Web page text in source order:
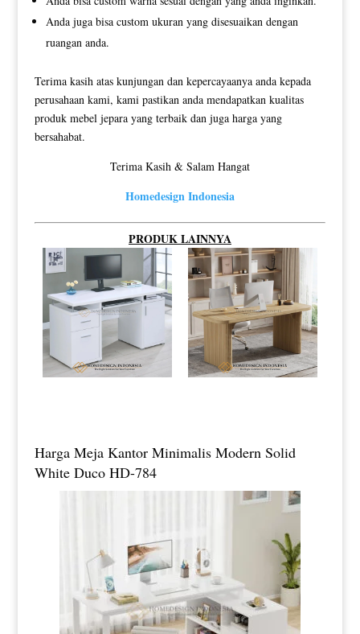
Anda juga bisa custom ukuran yang disesuaikan dengan
ruangan anda.
Terima kasih atas kunjungan dan kepercayaanya anda kepada
perusahaan kami, kami pastikan anda mendapatkan kualitas
produk mebel jepara yang terbaik dan juga harga yang
bersahabat.
Terima Kasih & Salam Hangat
Homedesign Indonesia
PRODUK LAINNYA
Harga Meja Kantor Minimalis Modern Solid
White Duco HD-784